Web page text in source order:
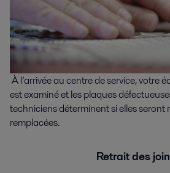
À l’arrivée au centre de service, votre
est examiné et les plaques
techniciens déterminent si elles seront
remplacées.
Retrait des